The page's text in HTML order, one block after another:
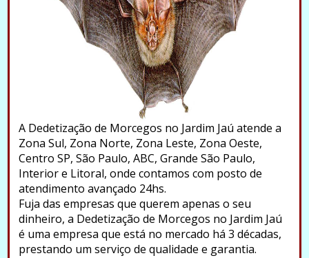
A Dedetização de Morcegos no Jardim Jaú atende a
Zona Sul, Zona Norte, Zona Leste, Zona Oeste,
Centro SP, São Paulo, ABC, Grande São Paulo,
Interior e Litoral, onde contamos com posto de
atendimento avançado 24hs.
Fuja das empresas que querem apenas o seu
dinheiro, a Dedetização de Morcegos no Jardim Jaú
é uma empresa que está no mercado há 3 décadas,
prestando um serviço de qualidade e garantia.